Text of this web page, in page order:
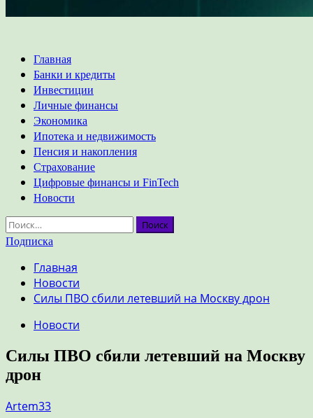
Основное
меню
Главная
Банки и кредиты
Инвестиции
Личные финансы
Экономика
Ипотека и недвижимость
Пенсия и накопления
Страхование
Цифровые финансы и FinTech
Новости
Найти:
Подписка
Главная
Новости
Силы ПВО сбили летевший на Москву дрон
Новости
Силы ПВО сбили летевший на Москву
дрон
Artem33